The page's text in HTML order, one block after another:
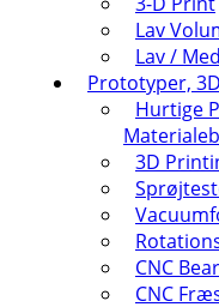
Lav
Lav /
Prototyper,
Hurtige
3D
CNC
CNC